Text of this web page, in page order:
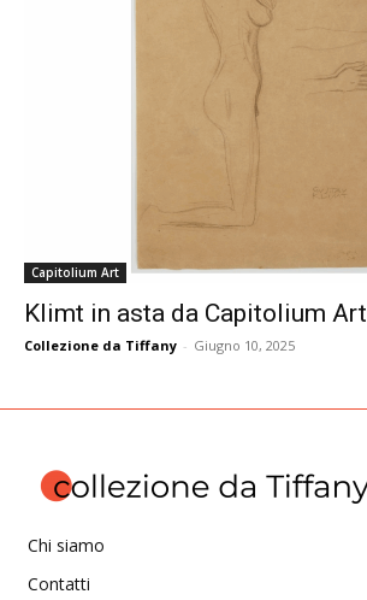
Capitolium Art
Klimt in asta da Capitolium Art
Collezione da Tiffany - Giugno 10, 2025
Chi siamo
Contatti